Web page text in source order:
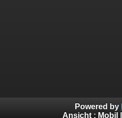
Powered by
Ansicht : Mobil